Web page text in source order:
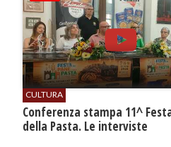
CULTURA
Conferenza stampa 11^
della Pasta. Le interviste